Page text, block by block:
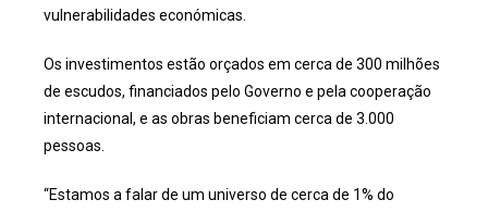
vulnerabilidades económicas.
Os investimentos estão orçados em cerca de 300 milhões
de escudos, financiados pelo Governo e pela cooperação
internacional, e as obras beneficiam cerca de 3.000
pessoas.
“Estamos a falar de um universo de cerca de 1% do